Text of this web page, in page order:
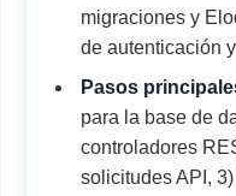
migraciones y
de autenticación
Pasos
para la base de
controladores
solicitudes API,